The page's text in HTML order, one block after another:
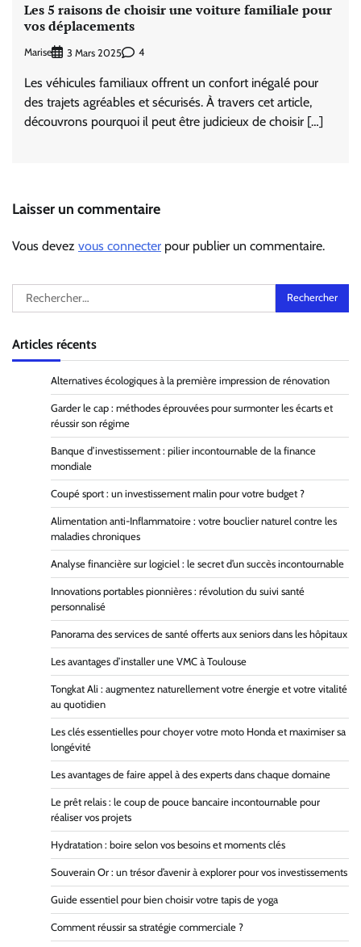
Les 5 raisons de choisir une voiture familiale pour
vos déplacements
Marise 3 Mars 2025 4
Les véhicules familiaux offrent un confort inégalé pour
des trajets agréables et sécurisés. À travers cet article,
découvrons pourquoi il peut être judicieux de choisir […]
Laisser un commentaire
Vous devez vous connecter pour publier un commentaire.
Rechercher :
Articles récents
Alternatives écologiques à la première impression de rénovation
Garder le cap : méthodes éprouvées pour surmonter les écarts et
réussir son régime
Banque d’investissement : pilier incontournable de la finance
mondiale
Coupé sport : un investissement malin pour votre budget ?
Alimentation anti-Inflammatoire : votre bouclier naturel contre les
maladies chroniques
Analyse financière sur logiciel : le secret d’un succès incontournable
Innovations portables pionnières : révolution du suivi santé
personnalisé
Panorama des services de santé offerts aux seniors dans les hôpitaux
Les avantages d’installer une VMC à Toulouse
Tongkat Ali : augmentez naturellement votre énergie et votre vitalité
au quotidien
Les clés essentielles pour choyer votre moto Honda et maximiser sa
longévité
Les avantages de faire appel à des experts dans chaque domaine
Le prêt relais : le coup de pouce bancaire incontournable pour
réaliser vos projets
Hydratation : boire selon vos besoins et moments clés
Souverain Or : un trésor d’avenir à explorer pour vos investissements
Guide essentiel pour bien choisir votre tapis de yoga
Comment réussir sa stratégie commerciale ?